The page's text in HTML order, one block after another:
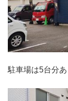
駐車場は5台分あ